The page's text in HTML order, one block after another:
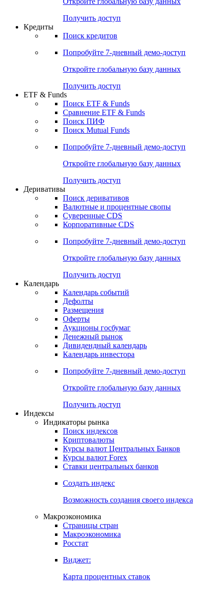
Получить доступ
Кредиты
Поиск кредитов
Попробуйте 7-дневный демо-доступ
Откройте глобальную базу данных
Получить доступ
ETF & Funds
Поиск ETF & Funds
Сравнение ETF & Funds
Поиск ПИФ
Поиск Mutual Funds
Попробуйте 7-дневный демо-доступ
Откройте глобальную базу данных
Получить доступ
Деривативы
Поиск деривативов
Валютные и процентные свопы
Суверенные CDS
Корпоративные CDS
Попробуйте 7-дневный демо-доступ
Откройте глобальную базу данных
Получить доступ
Календарь
Календарь событий
Дефолты
Размещения
Оферты
Аукционы госбумаг
Денежный рынок
Дивидендный календарь
Календарь инвестора
Попробуйте 7-дневный демо-доступ
Откройте глобальную базу данных
Получить доступ
Индексы
Индикаторы рынка
Поиск индексов
Криптовалюты
Курсы валют Центральных Банков
Курсы валют Forex
Ставки центральных банков
Создать индекс
Возможность создания своего индекса
Макроэкономика
Страницы стран
Макроэкономика
Росстат
Виджет:
Карта процентных ставок